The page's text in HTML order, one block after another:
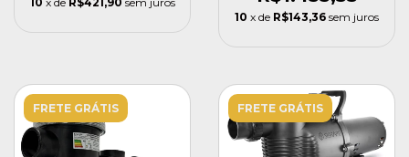
10 x de R$143,36 sem juros
FRETE GRÁTIS FRETE GRÁTIS